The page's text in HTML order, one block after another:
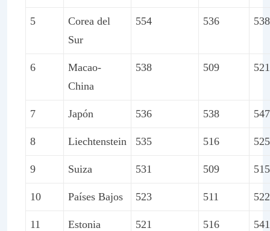
5
Corea del
Sur
554 536 538
6
Macao-
China
538 509 521
7 Japón 536 538 547
8 Liechtenstein 535 516 525
9 Suiza 531 509 515
10 Países Bajos 523 511 522
11 Estonia 521 516 541